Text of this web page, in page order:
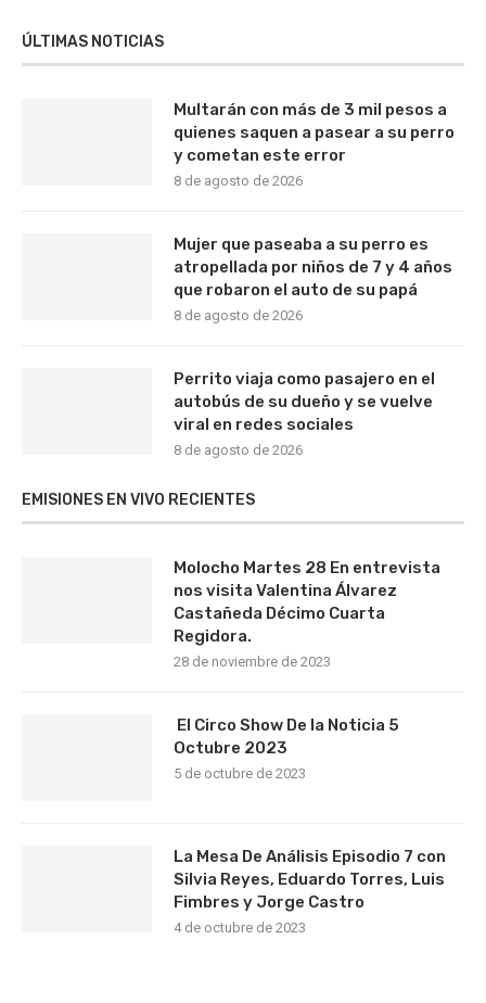
ÚLTIMAS NOTICIAS
Multarán con más de 3 mil pesos a
quienes saquen a pasear a su perro
y cometan este error
8 de agosto de 2026
Mujer que paseaba a su perro es
atropellada por niños de 7 y 4 años
que robaron el auto de su papá
8 de agosto de 2026
Perrito viaja como pasajero en el
autobús de su dueño y se vuelve
viral en redes sociales
8 de agosto de 2026
EMISIONES EN VIVO RECIENTES
Molocho Martes 28 En entrevista
nos visita Valentina Álvarez
Castañeda Décimo Cuarta
Regidora.
28 de noviembre de 2023
El Circo Show De la Noticia 5
Octubre 2023
5 de octubre de 2023
La Mesa De Análisis Episodio 7 con
Silvia Reyes, Eduardo Torres, Luis
Fimbres y Jorge Castro
4 de octubre de 2023